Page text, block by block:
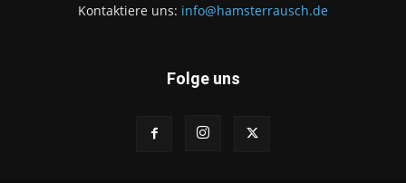
Kontaktiere uns: info@hamsterrausch.de
Folge uns